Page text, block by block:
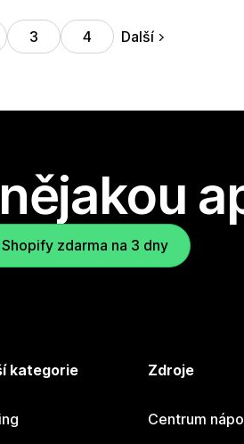
3 4 Další
zdarma na 3 dny
kategorie Zdroje
Centrum